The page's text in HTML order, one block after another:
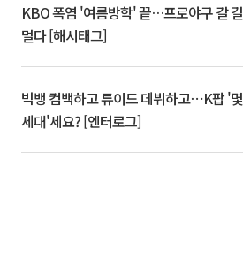
KBO 폭염 '여름방학' 끝…프로야구 갈 길
멀다 [해시태그]
빅뱅 컴백하고 튜이드 데뷔하고⋯K팝 '몇
세대'세요? [엔터로그]